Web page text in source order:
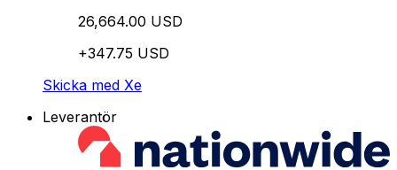
26,664.00 USD
+347.75 USD
Skicka med Xe
Leverantör